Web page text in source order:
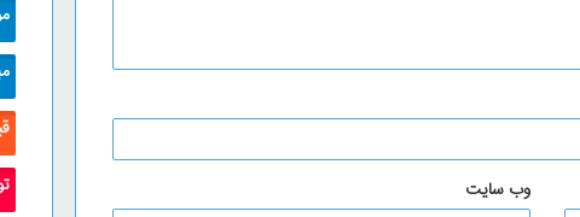
وب‌ سایت